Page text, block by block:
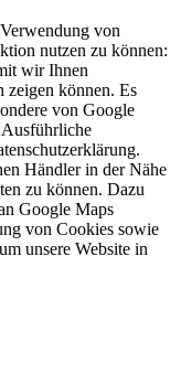
von
nutzen zu können:
wir Ihnen
zeigen können. Es
von Google
Händler in der Nähe
zu können. Dazu
Google Maps
von Cookies sowie
unsere Website in